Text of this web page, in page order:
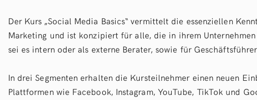
Der Kurs „Social Media Basics“ vermittelt die essenziellen
Marketing und ist konzipiert für alle, die in ihrem
sei es intern oder als externe Berater, sowie für
In drei Segmenten erhalten die Kursteilnehmer einen neuen
Plattformen wie Facebook, Instagram, YouTube, TikTok und